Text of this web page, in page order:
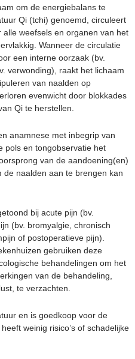
om de energiebalans te
Qi (tchi) genoemd, circuleert
weefsels en organen van het
Wanneer de circulatie
een interne oorzaak (bv.
verwonding), raakt het lichaam
van naalden op
evenwicht door blokkades
Qi te herstellen.
anamnese met inbegrip van
pols en tongobservatie het
van de aandoening(en)
de naalden aan te brengen kan
bij acute pijn (bv.
(bv. bromyalgie, chronisch
of postoperatieve pijn).
gebruiken deze
behandelingen om het
van de behandeling,
te verzachten.
en is goedkoop voor de
weinig risico’s of schadelijke